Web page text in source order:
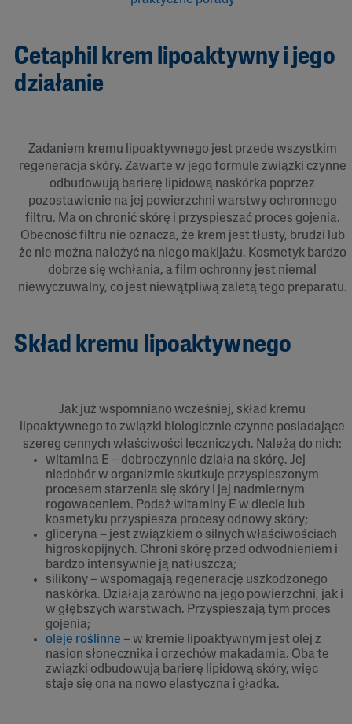
Cetaphil krem lipoaktywny i jego
działanie
Zadaniem kremu lipoaktywnego jest przede wszystkim
regeneracja skóry. Zawarte w jego formule związki czynne
odbudowują barierę lipidową naskórka poprzez
pozostawienie na jej powierzchni warstwy ochronnego
filtru. Ma on chronić skórę i przyspieszać proces gojenia.
Obecność filtru nie oznacza, że krem jest tłusty, brudzi lub
że nie można nałożyć na niego makijażu. Kosmetyk bardzo
dobrze się wchłania, a film ochronny jest niemal
niewyczuwalny, co jest niewątpliwą zaletą tego preparatu.
Skład kremu lipoaktywnego
Jak już wspomniano wcześniej, skład kremu
lipoaktywnego to związki biologicznie czynne posiadające
szereg cennych właściwości leczniczych. Należą do nich:
witamina E – dobroczynnie działa na skórę. Jej
niedobór w organizmie skutkuje przyspieszonym
procesem starzenia się skóry i jej nadmiernym
rogowaceniem. Podaż witaminy E w diecie lub
kosmetyku przyspiesza procesy odnowy skóry;
gliceryna – jest związkiem o silnych właściwościach
higroskopijnych. Chroni skórę przed odwodnieniem i
bardzo intensywnie ją natłuszcza;
silikony – wspomagają regenerację uszkodzonego
naskórka. Działają zarówno na jego powierzchni, jak i
w głębszych warstwach. Przyspieszają tym proces
gojenia;
oleje roślinne – w kremie lipoaktywnym jest olej z
nasion słonecznika i orzechów makadamia. Oba te
związki odbudowują barierę lipidową skóry, więc
staje się ona na nowo elastyczna i gładka.